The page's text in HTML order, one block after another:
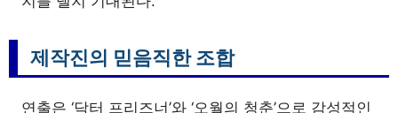
제작진의 믿음직한 조합
연출은 ‘닥터 프리즈너’와 ‘오월의 청춘’으로 감성적인